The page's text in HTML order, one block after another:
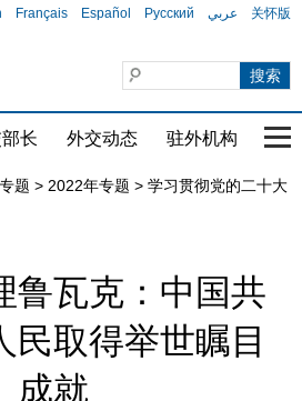
Français Español Русский عربي 关怀版
长 外交动态 驻外机构 国
题 > 2022年专题 > 学习贯彻党的二十大
鲁瓦克：中国共
民取得举世瞩目
成就